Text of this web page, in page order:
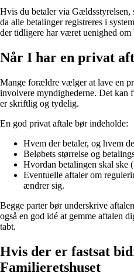
Hvis du betaler via Gældsstyrelsen,
da alle betalinger registreres i
der tidligere har været uenighed om
Når I har en privat
Mange forældre vælger at lave en
involvere myndighederne. Det kan
er skriftlig og tydelig.
En god privat aftale bør indeholde:
Hvem der betaler, og hvem
Beløbets størrelse og
Hvordan betalingen skal ske
Eventuelle aftaler om
ændrer sig.
Begge parter bør underskrive
også en god idé at gemme aftalen
tabt.
Hvis der er fastsat
Familieretshuset